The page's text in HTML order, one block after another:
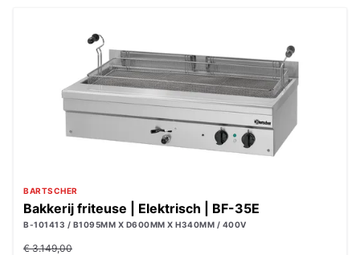
BARTSCHER
Bakkerij friteuse | Elektrisch | BF-35E
B-101413 / B1095MM X D600MM X H340MM / 400V
€ 3.149,00